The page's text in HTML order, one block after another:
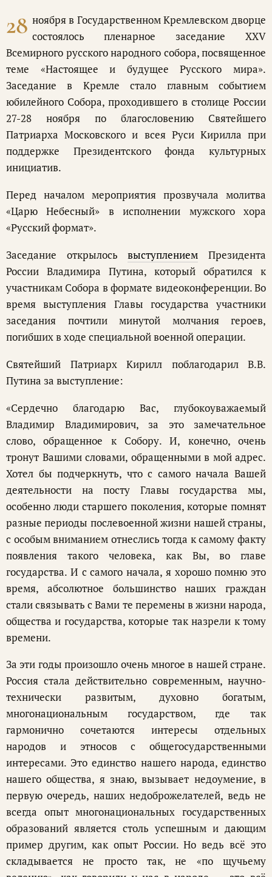
28 ноября в Государственном Кремлевском дворце
состоялось пленарное заседание XXV
Всемирного русского народного собора, посвященное
теме «Настоящее и будущее Русского мира».
Заседание в Кремле стало главным событием
юбилейного Собора, проходившего в столице России
27-28 ноября по благословению Святейшего
Патриарха Московского и всея Руси Кирилла при
поддержке Президентского фонда культурных
инициатив.
Перед началом мероприятия прозвучала молитва
«Царю Небесный» в исполнении мужского хора
«Русский формат».
Заседание открылосьвыступлением Президента
России Владимира Путина, который обратился к
участникам Собора в формате видеоконференции. Во
время выступления Главы государства участники
заседания почтили минутой молчания героев,
погибших в ходе специальной военной операции.
Святейший Патриарх Кирилл поблагодарил В.В.
Путина за выступление:
«Сердечно благодарю Вас, глубокоуважаемый
Владимир Владимирович, за это замечательное
слово, обращенное к Собору. И, конечно, очень
тронут Вашими словами, обращенными в мой адрес.
Хотел бы подчеркнуть, что с самого начала Вашей
деятельности на посту Главы государства мы,
особенно люди старшего поколения, которые помнят
разные периоды послевоенной жизни нашей страны,
с особым вниманием отнеслись тогда к самому факту
появления такого человека, как Вы, во главе
государства. И с самого начала, я хорошо помню это
время, абсолютное большинство наших граждан
стали связывать с Вами те перемены в жизни народа,
общества и государства, которые так назрели к тому
времени.
За эти годы произошло очень многое в нашей стране.
Россия стала действительно современным, научно-
технически развитым, духовно богатым,
многонациональным государством, где так
гармонично сочетаются интересы отдельных
народов и этносов с общегосударственными
интересами. Это единство нашего народа, единство
нашего общества, я знаю, вызывает недоумение, в
первую очередь, наших недоброжелателей, ведь не
всегда опыт многонациональных государственных
образований является столь успешным и дающим
пример другим, как опыт России. Но ведь всё это
складывается не просто так, не «по щучьему